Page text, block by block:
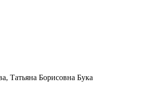
Татьяна Борисовна Бука